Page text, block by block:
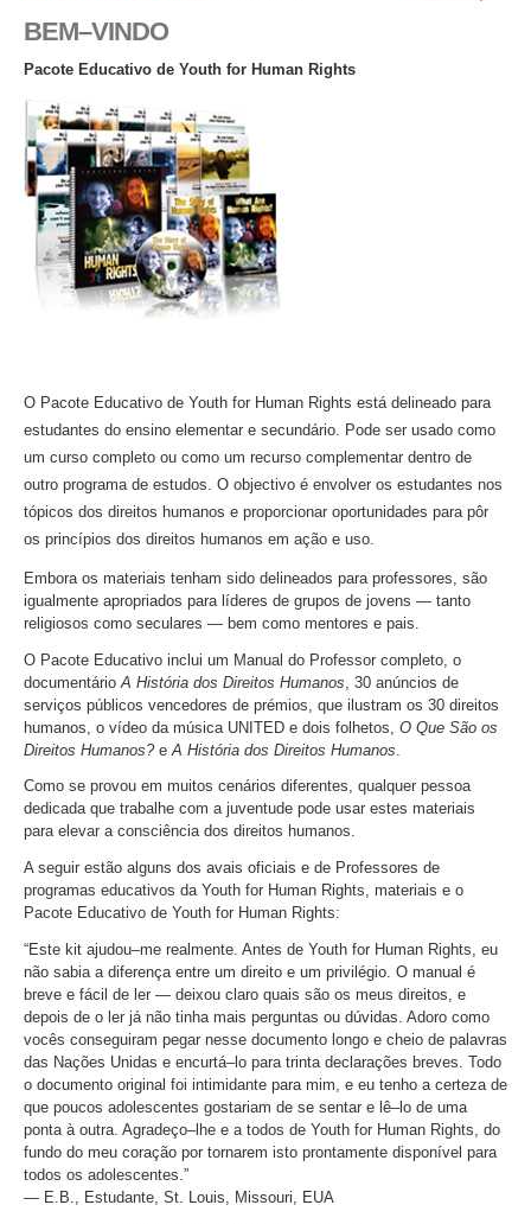
BEM–VINDO
Pacote Educativo de Youth for Human Rights
O Pacote Educativo de Youth for Human Rights está delineado para
estudantes do ensino elementar e secundário. Pode ser usado como
um curso completo ou como um recurso complementar dentro de
outro programa de estudos. O objectivo é envolver os estudantes nos
tópicos dos direitos humanos e proporcionar oportunidades para pôr
os princípios dos direitos humanos em ação e uso.
Embora os materiais tenham sido delineados para professores, são
igualmente apropriados para líderes de grupos de jovens — tanto
religiosos como seculares — bem como mentores e pais.
O Pacote Educativo inclui um Manual do Professor completo, o
documentário A História dos Direitos Humanos , 30 anúncios de
serviços públicos vencedores de prémios, que ilustram os 30 direitos
humanos, o vídeo da música UNITED e dois folhetos, O Que São os
Direitos Humanos? e A História dos Direitos Humanos
Como se provou em muitos cenários diferentes, qualquer pessoa
dedicada que trabalhe com a juventude pode usar estes materiais
para elevar a consciência dos direitos humanos.
A seguir estão alguns dos avais oficiais e de Professores de
programas educativos da Youth for Human Rights, materiais e o
Pacote Educativo de Youth for Human Rights:
“Este kit ajudou–me realmente. Antes de Youth for Human Rights, eu
não sabia a diferença entre um direito e um privilégio. O manual é
breve e fácil de ler — deixou claro quais são os meus direitos, e
depois de o ler já não tinha mais perguntas ou dúvidas. Adoro como
vocês conseguiram pegar nesse documento longo e cheio de palavras
das Nações Unidas e encurtá–lo para trinta declarações breves. Todo
o documento original foi intimidante para mim, e eu tenho a certeza de
que poucos adolescentes gostariam de se sentar e lê–lo de uma
ponta à outra. Agradeço–lhe e a todos de Youth for Human Rights, do
fundo do meu coração por tornarem isto prontamente disponível para
todos os adolescentes.”
— E.B., Estudante, St. Louis, Missouri, EUA